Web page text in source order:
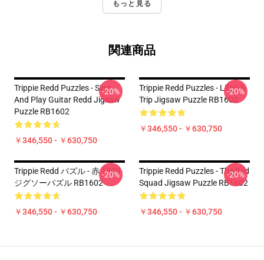
もっと見る
関連商品
Trippie Redd Puzzles - Sing
And Play Guitar Redd Jigsaw
Puzzle RB1602
￥346,550 - ￥630,750
-20%
Trippie Redd Puzzles - Life's A
Trip Jigsaw Puzzle RB1602
￥346,550 - ￥630,750
-20%
Trippie Redd パズル - 赤 1400
ジグソーパズル RB1602
￥346,550 - ￥630,750
-20%
Trippie Redd Puzzles - The Red
Squad Jigsaw Puzzle RB1602
￥346,550 - ￥630,750
-20%